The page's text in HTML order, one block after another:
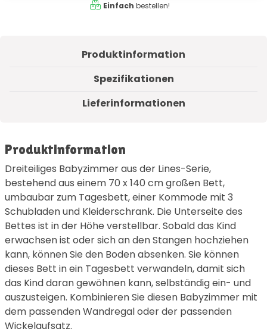
Einfach bestellen!
Produktinformation
Spezifikationen
Lieferinformationen
Produktinformation
Dreiteiliges Babyzimmer aus der Lines-Serie,
bestehend aus einem 70 x 140 cm großen Bett,
umbaubar zum Tagesbett, einer Kommode mit 3
Schubladen und Kleiderschrank. Die Unterseite des
Bettes ist in der Höhe verstellbar. Sobald das Kind
erwachsen ist oder sich an den Stangen hochziehen
kann, können Sie den Boden absenken. Sie können
dieses Bett in ein Tagesbett verwandeln, damit sich
das Kind daran gewöhnen kann, selbständig ein- und
auszusteigen. Kombinieren Sie diesen Babyzimmer mit
dem passenden Wandregal oder der passenden
Wickelaufsatz.